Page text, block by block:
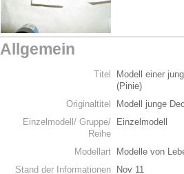
Allgemein
Titel
Modell einer
(Pinie)
Originaltitel
Modell junge
Einzelmodell/ Gruppe/
Reihe
Einzelmodell
Modellart
Modelle von
Stand der Informationen
Nov 11